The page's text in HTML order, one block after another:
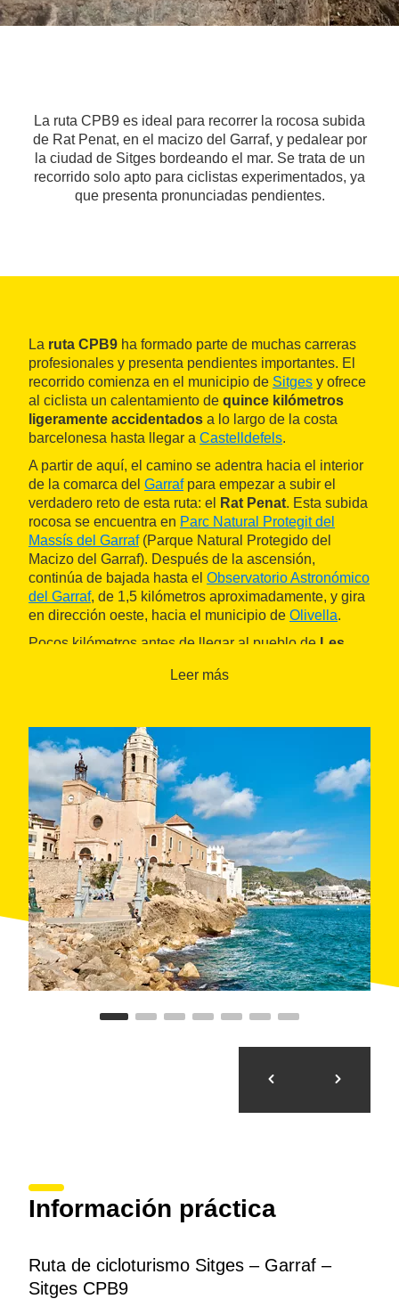
La ruta CPB9 es ideal para recorrer la rocosa subida
de Rat Penat, en el macizo del Garraf, y pedalear por
la ciudad de Sitges bordeando el mar. Se trata de un
recorrido solo apto para ciclistas experimentados, ya
que presenta pronunciadas pendientes.
La ruta CPB9 ha formado parte de muchas carreras
profesionales y presenta pendientes importantes. El
recorrido comienza en el municipio de Sitges y ofrece
al ciclista un calentamiento de quince kilómetros
ligeramente accidentados a lo largo de la costa
barcelonesa hasta llegar a Castelldefels.
A partir de aquí, el camino se adentra hacia el interior
de la comarca del Garrafpara empezar a subir el
verdadero reto de esta ruta: el
Rat Penat. Esta subida
rocosa se encuentra en Parc Natural Protegit del
Massís del Garraf(Parque Natural Protegido del
Macizo del Garraf). Después de la ascensión,
continúa de bajada hasta el Observatorio Astronómico
del Garraf, de 1,5 kilómetros aproximadamente, y gira
en dirección oeste, hacia el municipio de Olivella.
Pocos kilómetros antes de llegar al pueblo de Les
, la última parada antes de volver a Sitges
Leer más
Información práctica
Ruta de cicloturismo Sitges – Garraf –
Sitges CPB9